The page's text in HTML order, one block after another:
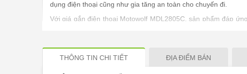
dụng điện thoại cũng như gia tăng an toàn cho chuyến đi.
Với giá gắn điện thoại Motowolf MDL2805C, sản phẩm đáp
cho phép người dùng găn chặt điện thoại. Khoảng cách đặt
nhìn còn được đảm bảo không làm hư hại cho mắt người,
THÔNG TIN CHI TIẾT ĐỊA ĐIỂM BÁN